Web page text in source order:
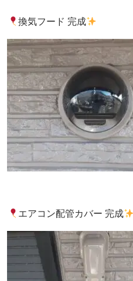
換気フード 完成
エアコン配管カバー 完成